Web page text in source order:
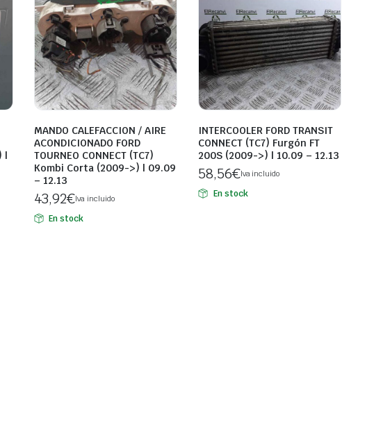
|
MANDO CALEFACCION / AIRE
ACONDICIONADO FORD
TOURNEO CONNECT (TC7)
Kombi Corta (2009->) | 09.09
– 12.13
43,92€Iva incluido
En stock
INTERCOOLER FORD TRANSIT
CONNECT (TC7) Furgón FT
200S (2009->) | 10.09 – 12.13
58,56€Iva incluido
En stock